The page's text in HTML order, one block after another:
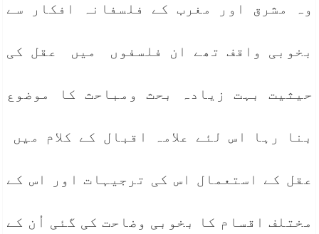
وہ مشرق اور مغرب کے فلسفانہ افکار سے
بخوبی واقف تھے ان فلسفوں میں عقل کی
حیثیت بہت زیادہ بحث ومباحث کا موضوع
بنا رہا اس لئے علامہ اقبال کے کلام میں
عقل کے استعمال اس کی ترجیہات اور اس کے
مختلف اقسام کا بخوبی وضاحت کی گئی اُن کے